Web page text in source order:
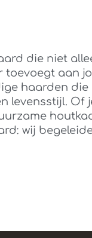
die niet
aan
haarden
levensstijl. Of
wij